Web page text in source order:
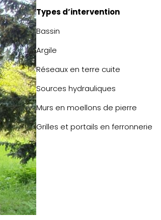
Types d’intervention
Bassin
Argile
Réseaux en terre cuite
Sources hydrauliques
Murs en moellons de pierre
Grilles et portails en ferronnerie